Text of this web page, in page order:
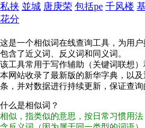
私挟 並城 唐庚荣 包括pe 千风楼
花分
这是一个相似词在线查询工具，为用
包含了近义词、反义词和同义词。
该工具常用于写作辅助（关键词联想）
本网站收录了最新版的新华字典，以
条，并对数据进行持续更新，保证查询
什么是相似词？
相似，指类似的意思，按日常习惯用